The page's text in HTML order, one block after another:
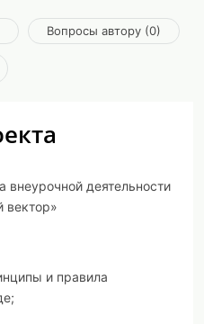
Вопросы автору (0)
внеурочной деятельности
вектор»
и правила